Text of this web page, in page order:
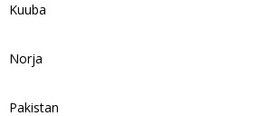
Kuuba
Norja
Pakistan